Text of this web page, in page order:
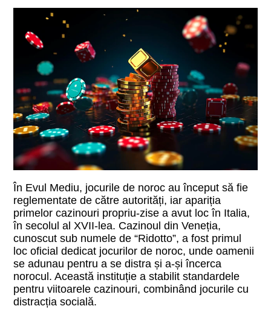
În Evul Mediu, jocurile de noroc au început să fie
reglementate de către autorități, iar apariția
primelor cazinouri propriu-zise a avut loc în Italia,
în secolul al XVII-lea. Cazinoul din Veneția,
cunoscut sub numele de “Ridotto”, a fost primul
loc oficial dedicat jocurilor de noroc, unde oamenii
se adunau pentru a se distra și a-și încerca
norocul. Această instituție a stabilit standardele
pentru viitoarele cazinouri, combinând jocurile cu
distracția socială.